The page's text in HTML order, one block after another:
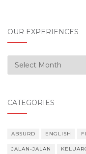
OUR EXPERIENCES
Our Experiences
CATEGORIES
ABSURD ENGLISH
JALAN-JALAN